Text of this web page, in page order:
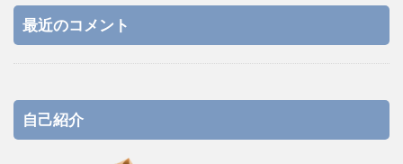
最近のコメント
自己紹介